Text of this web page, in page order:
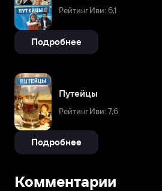
Рейтинг Иви: 6,1
Подробнее
Путейцы
Рейтинг Иви: 7,6
Подробнее
Комментарии